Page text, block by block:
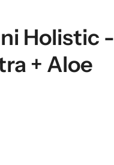
Holistic -
+ Aloe